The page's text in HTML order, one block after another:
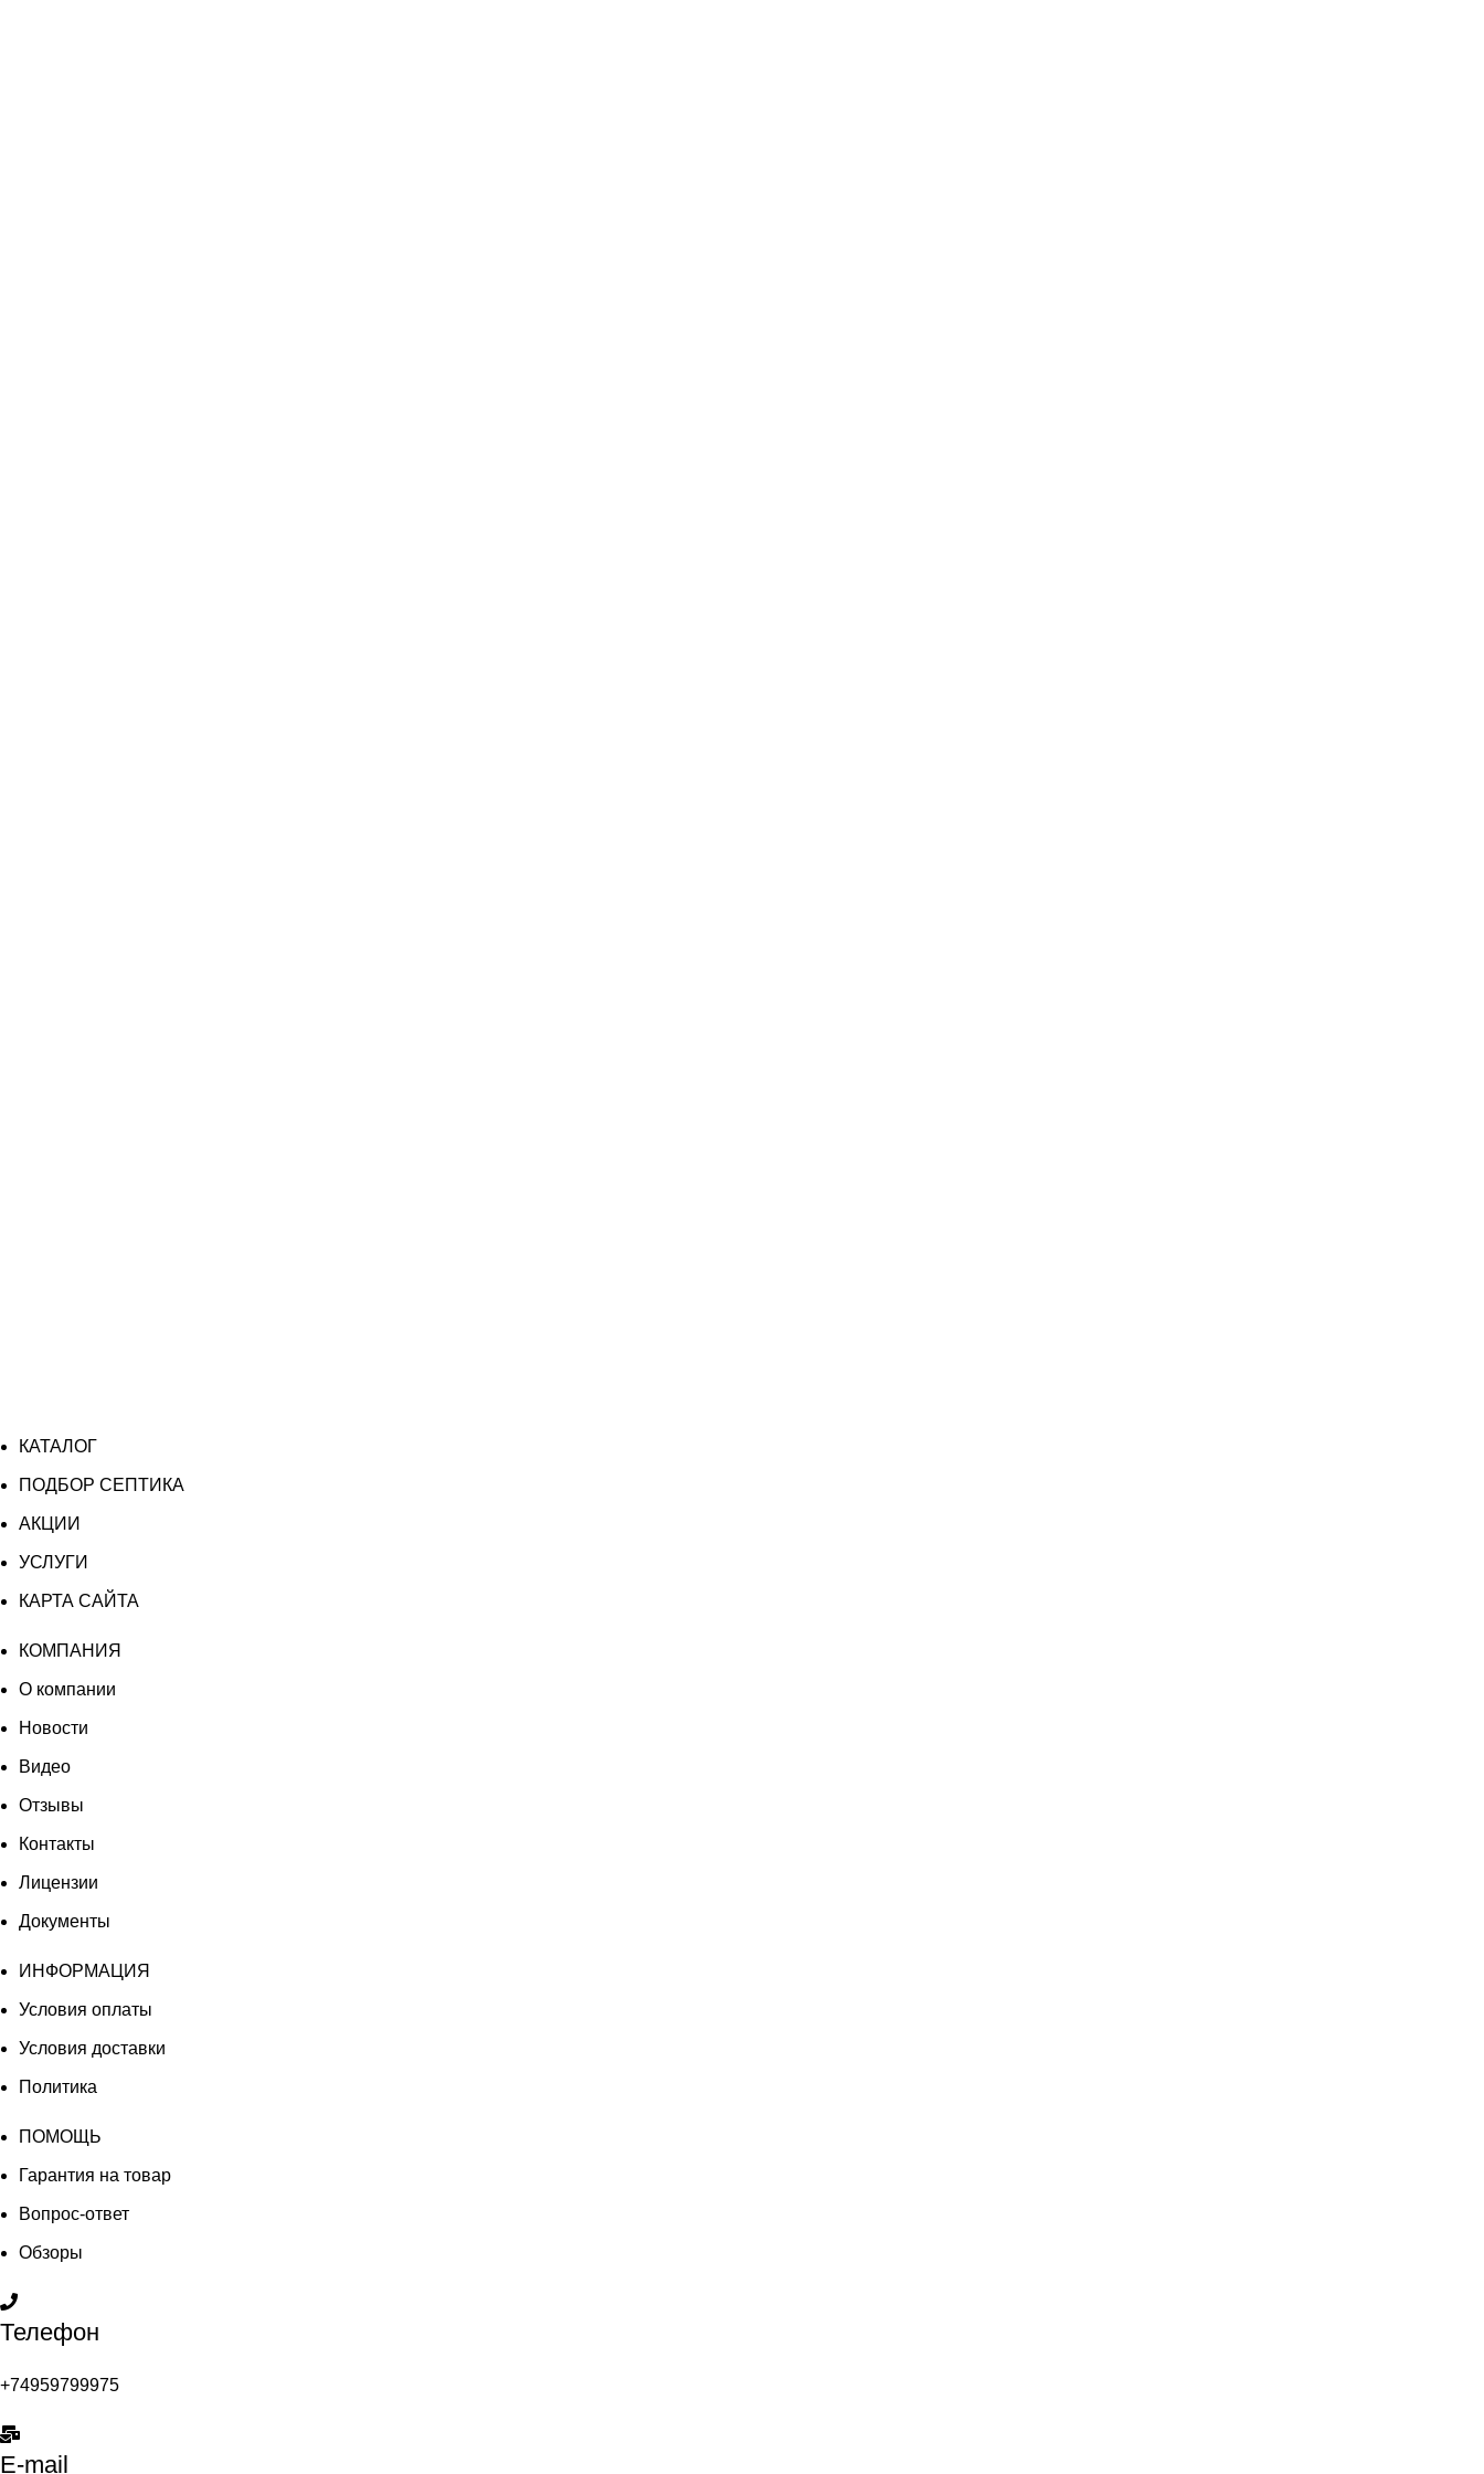
КАТАЛОГ
ПОДБОР СЕПТИКА
АКЦИИ
УСЛУГИ
КАРТА САЙТА
КОМПАНИЯ
О компании
Новости
Видео
Отзывы
Контакты
Лицензии
Документы
ИНФОРМАЦИЯ
Условия оплаты
Условия доставки
Политика
ПОМОЩЬ
Гарантия на товар
Вопрос-ответ
Обзоры
Телефон
+74959799975
E-mail